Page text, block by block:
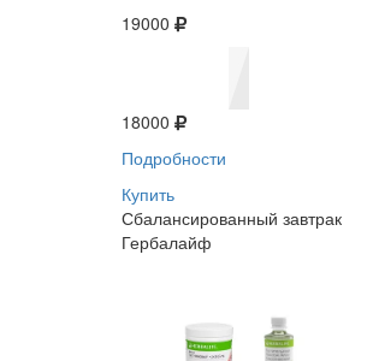
19000
18000
Подробности
Купить
Сбалансированный завтрак
Гербалайф